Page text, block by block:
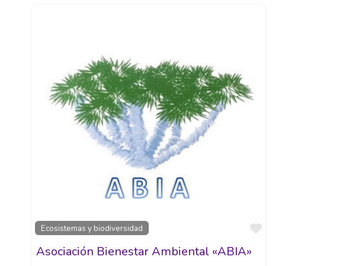
Ecosistemas y biodiversidad
Favorito
Asociación Bienestar Ambiental «ABIA»